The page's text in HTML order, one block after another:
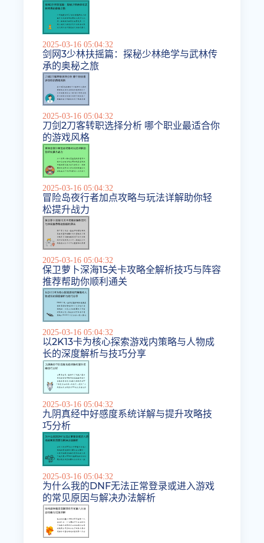
2025-03-16 05:04:32
剑网3少林扶摇篇：探秘少林绝学与武林传
承的奥秘之旅
2025-03-16 05:04:32
刀剑2刀客转职选择分析 哪个职业最适合你
的游戏风格
2025-03-16 05:04:32
冒险岛夜行者加点攻略与玩法详解助你轻
松提升战力
2025-03-16 05:04:32
保卫萝卜深海15关卡攻略全解析技巧与阵容
推荐帮助你顺利通关
2025-03-16 05:04:32
以2K13卡为核心探索游戏内策略与人物成
长的深度解析与技巧分享
2025-03-16 05:04:32
九阴真经中好感度系统详解与提升攻略技
巧分析
2025-03-16 05:04:32
为什么我的DNF无法正常登录或进入游戏
的常见原因与解决办法解析